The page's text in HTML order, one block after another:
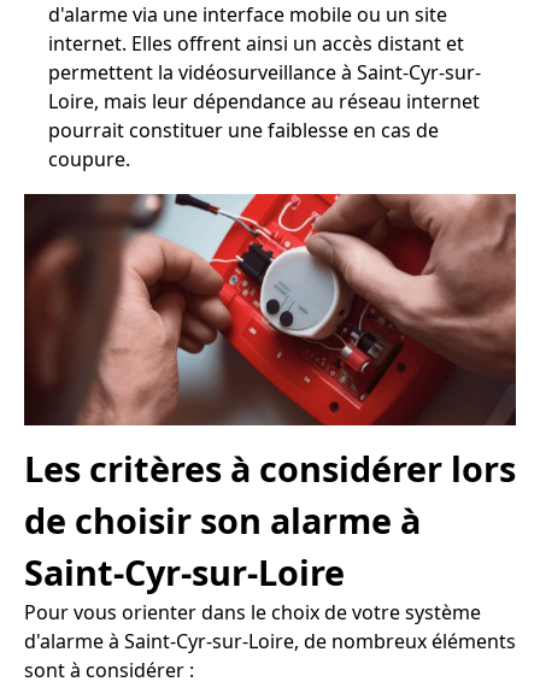
d'alarme via une interface mobile ou un site
internet. Elles offrent ainsi un accès distant et
permettent la vidéosurveillance à Saint-Cyr-sur-
Loire, mais leur dépendance au réseau internet
pourrait constituer une faiblesse en cas de
coupure.
Les critères à considérer lors
de choisir son alarme à
Saint-Cyr-sur-Loire
Pour vous orienter dans le choix de votre système
d'alarme à Saint-Cyr-sur-Loire, de nombreux éléments
sont à considérer :